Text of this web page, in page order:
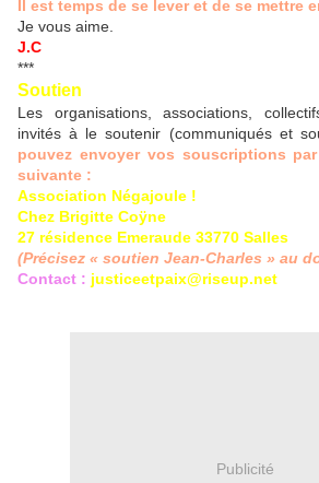
Il est temps de se lever et de se mettre
Je vous aime.
J.C
***
Soutien
Les organisations, associations,
invités à le soutenir (communiqués et
pouvez envoyer vos souscriptions
suivante :
Association Négajoule !
Chez Brigitte Coÿne
27 résidence Emeraude 33770 Salles
(Précisez « soutien Jean-Charles » au
Contact : justiceetpaix@riseup.net
Publicité